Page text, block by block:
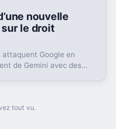
nouvelle
le droit
Google en
de Gemini avec des
tout vu.